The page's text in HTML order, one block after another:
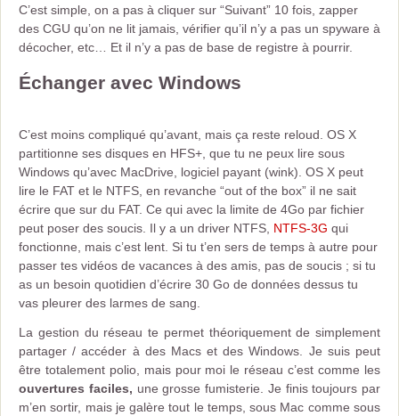
C’est simple, on a pas à cliquer sur “Suivant” 10 fois, zapper
des CGU qu’on ne lit jamais, vérifier qu’il n’y a pas un spyware à
décocher, etc… Et il n’y a pas de base de registre à pourrir.
Échanger avec Windows
C’est moins compliqué qu’avant, mais ça reste reloud. OS X
partitionne ses disques en HFS+, que tu ne peux lire sous
Windows qu’avec MacDrive, logiciel payant (wink). OS X peut
lire le FAT et le NTFS, en revanche “out of the box” il ne sait
écrire que sur du FAT. Ce qui avec la limite de 4Go par fichier
peut poser des soucis. Il y a un driver NTFS, NTFS-3G qui
fonctionne, mais c’est lent. Si tu t’en sers de temps à autre pour
passer tes vidéos de vacances à des amis, pas de soucis ; si tu
as un besoin quotidien d’écrire 30 Go de données dessus tu
vas pleurer des larmes de sang.
La gestion du réseau te permet théoriquement de simplement
partager / accéder à des Macs et des Windows. Je suis peut
être totalement polio, mais pour moi le réseau c’est comme les
ouvertures faciles, une grosse fumisterie. Je finis toujours par
m’en sortir, mais je galère tout le temps, sous Mac comme sous